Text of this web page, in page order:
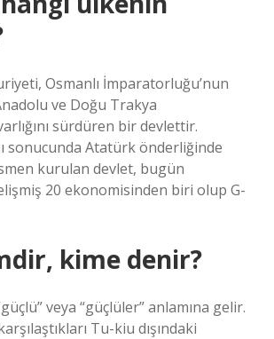
Osmanlı İmparatorluğu’nun
ve Doğu Trakya
sürdüren bir devlettir.
sonucunda Atatürk önderliğinde
kurulan devlet, bugün
20 ekonomisinden biri olup G-
kime denir?
veya “güçlüler” anlamına gelir.
Tu-kiu dışındaki